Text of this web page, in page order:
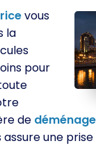
vous
la
pour
de
assure une